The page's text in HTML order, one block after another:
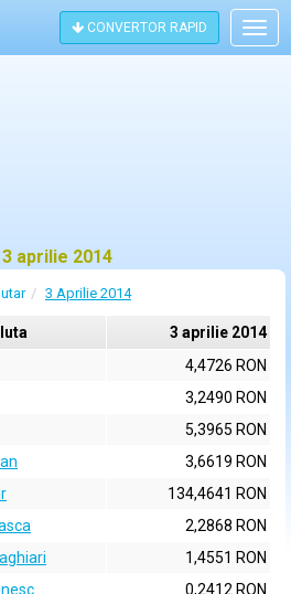
CONVERTOR RAPID
aprilie 2014
3 Aprilie 2014
3 aprilie 2014
4,4726 RON
3,2490 RON
5,3965 RON
3,6619 RON
134,4641 RON
2,2868 RON
1,4551 RON
0,2412 RON